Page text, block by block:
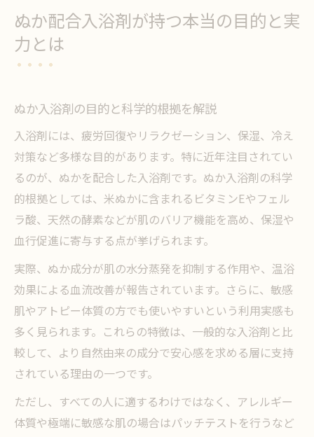
日常の悩みに応える入浴剤選びの科学的根拠
ぬか配合入浴剤の科学的根拠を検証する
入浴剤のデメリットとぬか活用時の注意点
実感できるぬか入浴剤のメリットを整理
疲労回復や保湿に効くぬか成分の働きを検証
ぬか入浴剤は疲労回復にどう働くのか
保湿目的で使うぬか成分の実力とは
ぬかの効能根拠を科学的に比較解説
入浴剤で得られる保湿とぬかの関係性
ぬか配合入浴剤の効果と感じ方の違い
入浴剤は意味がない？その効能を徹底解説
入浴剤が意味ないと言われる理由と現実
ぬか入浴剤の効能は本当に実感できる？
科学的根拠からみたぬか入浴剤の有効性
入浴剤使わない方がいい場合とぬかの安全
ぬか配合入浴剤が持つ本当の目的と実
力とは
ぬか入浴剤の目的と科学的根拠を解説
入浴剤には、疲労回復やリラクゼーション、保湿、冷え
対策など多様な目的があります。特に近年注目されてい
るのが、ぬかを配合した入浴剤です。ぬか入浴剤の科学
的根拠としては、米ぬかに含まれるビタミンEやフェル
ラ酸、天然の酵素などが肌のバリア機能を高め、保湿や
血行促進に寄与する点が挙げられます。
実際、ぬか成分が肌の水分蒸発を抑制する作用や、温浴
効果による血流改善が報告されています。さらに、敏感
肌やアトピー体質の方でも使いやすいという利用実感も
多く見られます。これらの特徴は、一般的な入浴剤と比
較して、より自然由来の成分で安心感を求める層に支持
されている理由の一つです。
ただし、すべての人に適するわけではなく、アレルギー
体質や極端に敏感な肌の場合はパッチテストを行うなど